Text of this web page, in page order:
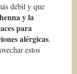
débil y que
y la
para
alérgicas.
estos